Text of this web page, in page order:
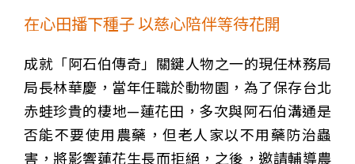
在心田播下種子 以慈心陪伴等待花開
成就「阿石伯傳奇」關鍵人物之一的現任林務局
局長林華慶，當年任職於動物園，為了保存台北
赤蛙珍貴的棲地—蓮花田，多次與阿石伯溝通是
否能不要使用農藥，但老人家以不用藥防治蟲
害，將影響蓮花生長而拒絕，之後，邀請輔導農